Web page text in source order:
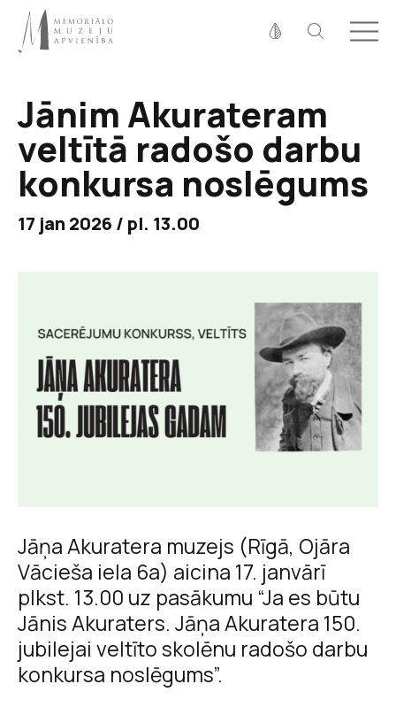
100%
Kontrasts
Jānim Akurateram
veltītā radošo darbu
konkursa noslēgums
17 jan 2026 / pl. 13.00
Jāņa Akuratera muzejs (Rīgā, Ojāra
Vācieša iela 6a) aicina 17. janvārī
plkst. 13.00 uz pasākumu “Ja es būtu
Jānis Akuraters. Jāņa Akuratera 150.
jubilejai veltīto skolēnu radošo darbu
konkursa noslēgums”.